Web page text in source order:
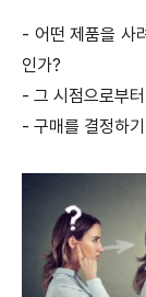
- 어떤 제품을 사
인가?
- 그 시점으로부
- 구매를 결정하